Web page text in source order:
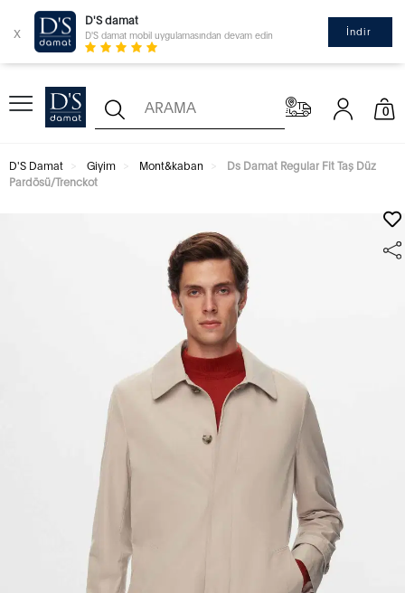
x
D'S damat
D'S damat mobil uygulamasından devam edin İndir
0
D'S Damat Giyim Mont&kaban
Ds Damat Regular Fit Taş Düz
Pardösü/Trenckot